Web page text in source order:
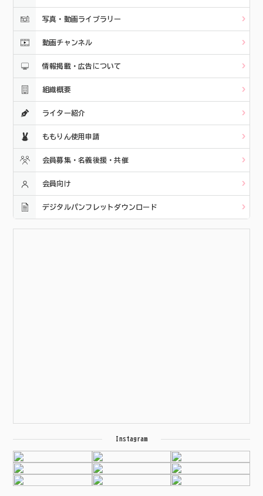
写真・動画ライブラリー
動画チャンネル
情報掲載・広告について
組織概要
ライター紹介
ももりん使用申請
会員募集・名義後援・共催
会員向け
デジタルパンフレットダウンロード
Instagram